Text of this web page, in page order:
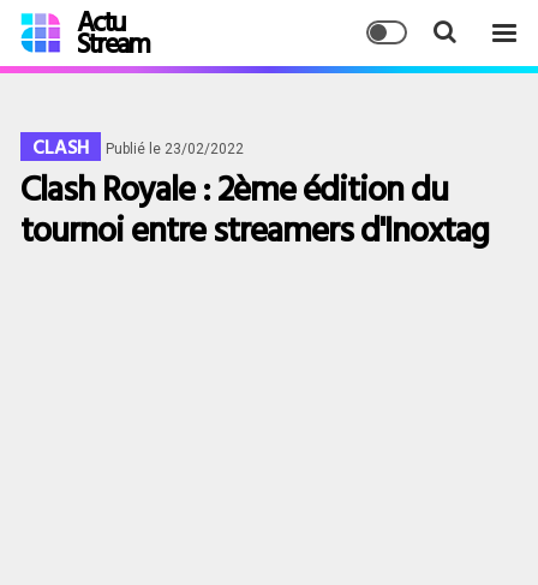
Actu
Stream
CLASH Publié le 23/02/2022
Clash Royale : 2ème édition du
tournoi entre streamers d'Inoxtag